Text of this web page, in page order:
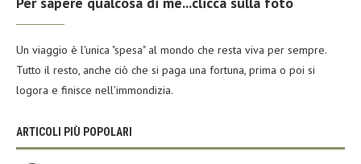
Un viaggio è l'unica "spesa" al mondo che resta viva per sempre.
Tutto il resto, anche ciò che si paga una fortuna, prima o poi si
logora e finisce nell'immondizia.
ARTICOLI PIÙ POPOLARI